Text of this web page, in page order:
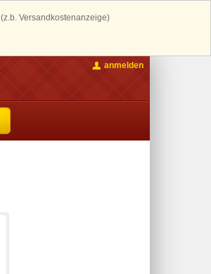
(z.b. Versandkostenanzeige)
anmelden